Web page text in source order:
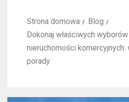
Strona domowa
Blog
Dokonaj właściwych
nieruchomości
porady